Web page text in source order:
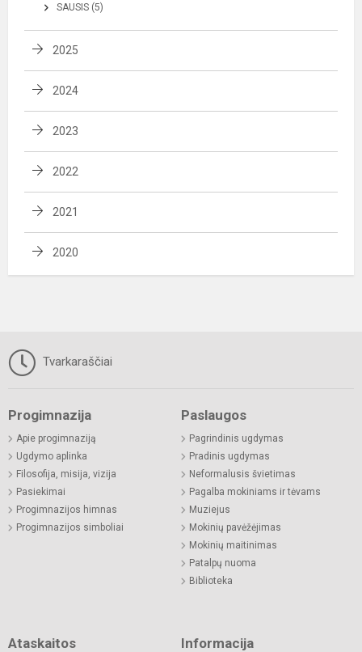
SAUSIS (5)
2025
2024
2023
2022
2021
2020
Tvarkaraščiai
Progimnazija
Apie progimnaziją
Ugdymo aplinka
Filosofija, misija, vizija
Pasiekimai
Progimnazijos himnas
Progimnazijos simboliai
Paslaugos
Pagrindinis ugdymas
Pradinis ugdymas
Neformalusis švietimas
Pagalba mokiniams ir tėvams
Muziejus
Mokinių pavėžėjimas
Mokinių maitinimas
Patalpų nuoma
Biblioteka
Ataskaitos Informacija